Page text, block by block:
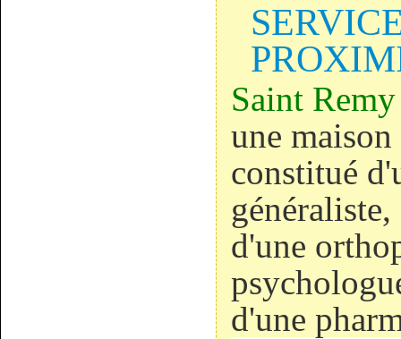
Saint
une
constitué
d'une
d'une